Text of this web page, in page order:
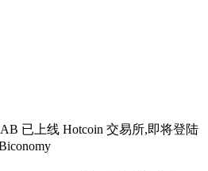
已上线 Hotcoin 交易所,即将登陆